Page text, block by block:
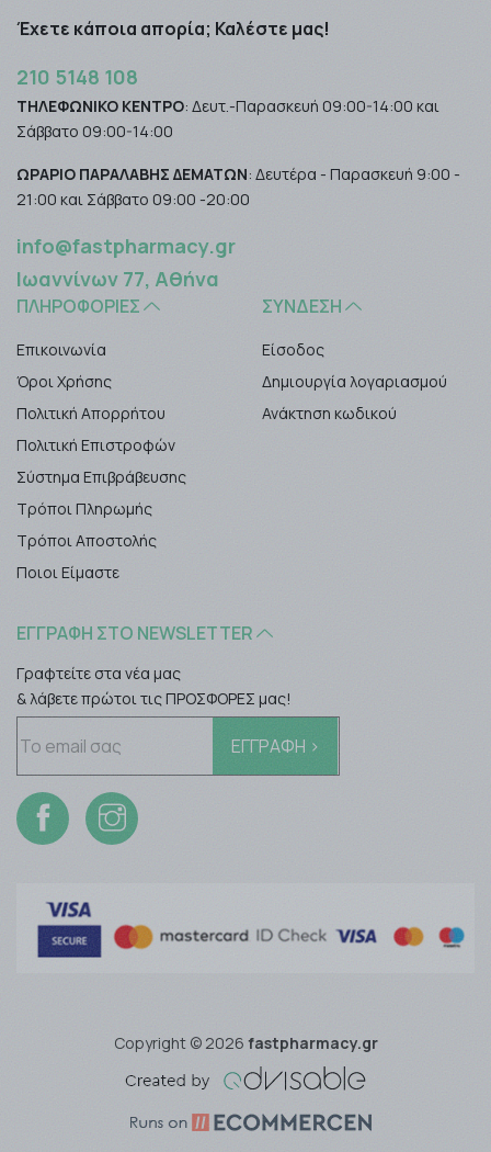
Έχετε κάποια απορία; Καλέστε μας!
210 5148 108
ΤΗΛΕΦΩΝΙΚΟ ΚΕΝΤΡΟ: Δευτ.-Παρασκευή 09:00-14:00 και
Σάββατο 09:00-14:00
ΩΡΑΡΙΟ ΠΑΡΑΛΑΒΗΣ ΔΕΜΑΤΩΝ: Δευτέρα - Παρασκευή 9:00 -
21:00 και Σάββατο 09:00 -20:00
info@fastpharmacy.gr
Ιωαννίνων 77, Αθήνα
ΠΛΗΡΟΦΟΡΊΕΣ
Επικοινωνία
Όροι Χρήσης
Πολιτική Απορρήτου
Πολιτική Επιστροφών
Σύστημα Επιβράβευσης
Τρόποι Πληρωμής
Τρόποι Αποστολής
Ποιοι Είμαστε
ΣΎΝΔΕΣΗ
Είσοδος
Δημιουργία λογαριασμού
Ανάκτηση κωδικού
ΕΓΓΡΑΦΉ ΣΤΟ NEWSLETTER
Γραφτείτε στα νέα μας
& λάβετε πρώτοι τις ΠΡΟΣΦΟΡΕΣ μας!
Copyright © 2026 fastpharmacy.gr